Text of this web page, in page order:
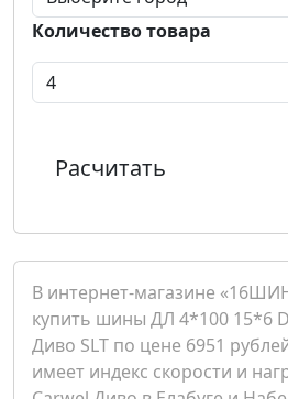
Количество товара
Расчитать
В интернет-магазине
купить шины ДЛ 4*100 15*6
Диво SLT по цене 6951
имеет индекс скорости и